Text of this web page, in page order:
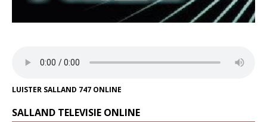
LUISTER SALLAND 747 ONLINE
SALLAND TELEVISIE ONLINE